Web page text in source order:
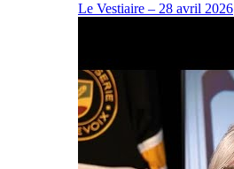
Le Vestiaire – 28 avril 2026